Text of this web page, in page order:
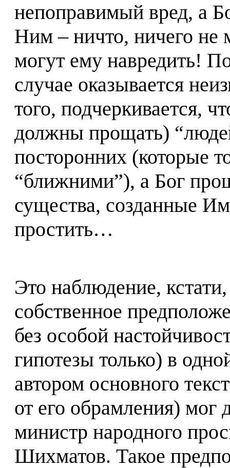
непоправимый вред, а
Ним – ничто, ничего не
могут ему навредить!
случае оказывается
того, подчеркивается,
должны прощать)
посторонних (которые
“ближними”), а Бог
существа, созданные
простить…
Это наблюдение,
собственное
без особой
гипотезы только) в
автором основного
от его обрамления) мог
министр народного
Шихматов. Такое